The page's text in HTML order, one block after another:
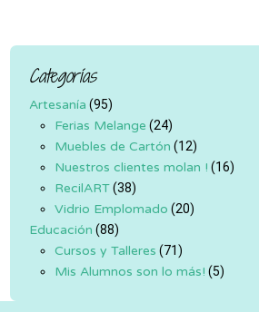
Categorías
Artesanía (95)
Ferias Melange (24)
Muebles de Cartón (12)
Nuestros clientes molan ! (16)
RecilART(38)
Vidrio Emplomado (20)
Educación (88)
Cursos y Talleres (71)
Mis Alumnos son lo más! (5)